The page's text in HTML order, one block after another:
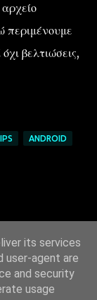
περιμένουμε
βελτιώσεις,
ANDROID
its services
user-agent are
and security
usage